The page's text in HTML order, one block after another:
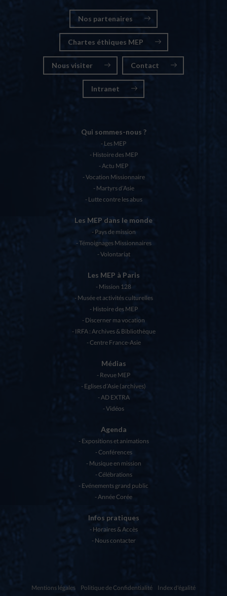
Nos partenaires
Chartes éthiques MEP
Nous visiter Contact
Intranet
Qui sommes-nous ?
Les MEP
Histoire des MEP
Actu MEP
Vocation Missionnaire
Martyrs d’Asie
Lutte contre les abus
Les MEP dans le monde
Pays de mission
Témoignages Missionnaires
Volontariat
Les MEP à Paris
Mission 128
Musée et activités culturelles
Histoire des MEP
Discerner ma vocation
IRFA : Archives & Bibliothèque
Centre France-Asie
Médias
Revue MEP
Eglises d’Asie (archives)
AD EXTRA
Vidéos
Agenda
Expositions et animations
Conférences
Musique en mission
Célébrations
Evénements grand public
Année Corée
Infos pratiques
Horaires & Accès
Nous contacter
Mentions légales Politique de Confidentialité
Index d'égalité